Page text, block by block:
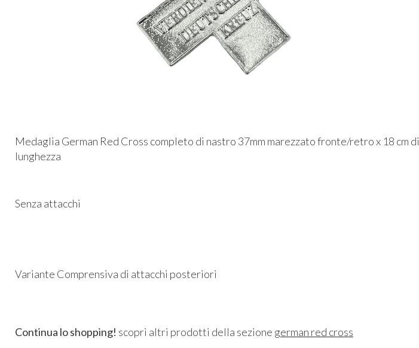
Medaglia German Red Cross completo di nastro 37mm marezzato fronte/retro x 18 cm di
lunghezza
Senza attacchi
Variante Comprensiva di attacchi posteriori
Continua lo shopping! scopri altri prodotti della sezione german red cross